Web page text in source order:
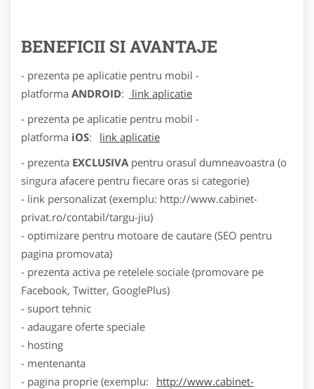
BENEFICII SI AVANTAJE
- prezenta pe aplicatie pentru mobil -
platforma ANDROID:
link aplicatie
- prezenta pe aplicatie pentru mobil -
platforma iOS:
link aplicatie
- prezenta EXCLUSIVA pentru orasul dumneavoastra (o
singura afacere pentru fiecare oras si categorie)
- link personalizat (exemplu: http://www.cabinet-
privat.ro/contabil/targu-jiu)
- optimizare pentru motoare de cautare (SEO pentru
pagina promovata)
- prezenta activa pe retelele sociale (promovare pe
Facebook, Twitter, GooglePlus)
- suport tehnic
- adaugare oferte speciale
- hosting
- mentenanta
- pagina proprie (exemplu:
http://www.cabinet-